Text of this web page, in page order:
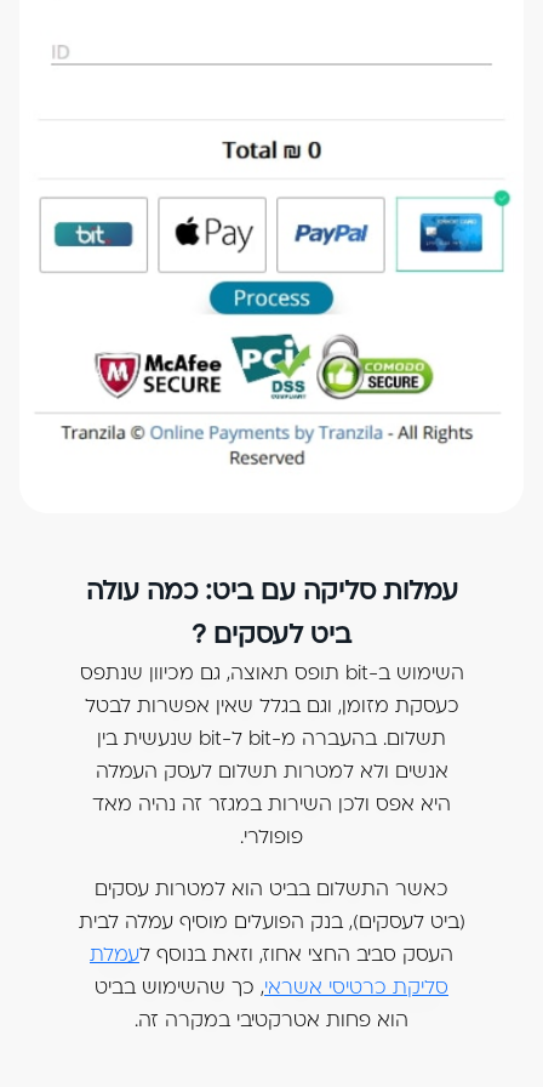
עמלות סליקה עם ביט: כמה עולה
ביט לעסקים ?
השימוש ב-bit תופס תאוצה, גם מכיוון שנתפס
כעסקת מזומן, וגם בגלל שאין אפשרות לבטל
תשלום. בהעברה מ-bit ל-bit שנעשית בין
אנשים ולא למטרות תשלום לעסק העמלה
היא אפס ולכן השירות במגזר זה נהיה מאד
פופולרי.
כאשר התשלום בביט הוא למטרות עסקים
(ביט לעסקים), בנק הפועלים מוסיף עמלה לבית
העסק סביב החצי אחוז, וזאת בנוסף לעמלת
סליקת כרטיסי אשראי, כך שהשימוש בביט
הוא פחות אטרקטיבי במקרה זה.